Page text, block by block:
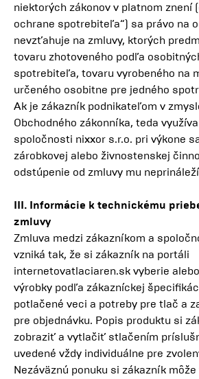
niektorých zákonov v platnom znení
ochrane spotrebiteľa“) sa právo na
nevzťahuje na zmluvy, ktorých
tovaru zhotoveného podľa
spotrebiteľa, tovaru vyrobeného na
určeného osobitne pre jedného
Ak je zákazník podnikateľom v
Obchodného zákonníka, teda
spoločnosti nixxor s.r.o. pri výkone
zárobkovej alebo živnostenskej
odstúpenie od zmluvy mu
III. Informácie k technickému
zmluvy
Zmluva medzi zákazníkom a
vzniká tak, že si zákazník na portáli
internetovatlaciaren.sk vyberie
výrobky podľa zákazníckej
potlačené veci a potreby pre tlač a
pre objednávku. Popis produktu si
zobraziť a vytlačiť stlačením
uvedené vždy individuálne pre
Nezáväznú ponuku si zákazník